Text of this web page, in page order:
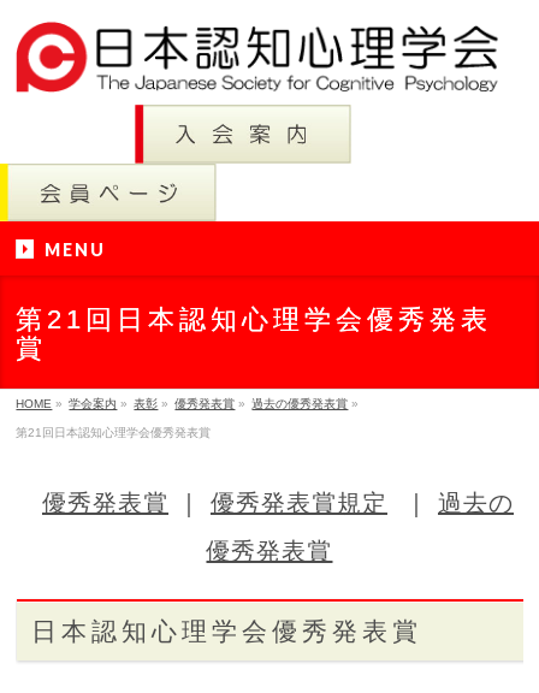
MENU
第21回日本認知心理学会優秀発表
賞
HOME » 学会案内 » 表彰 » 優秀発表賞 » 過去の優秀発表賞 »
第21回日本認知心理学会優秀発表賞
優秀発表賞 優秀発表賞規定
過去の
優秀発表賞
日本認知心理学会優秀発表賞